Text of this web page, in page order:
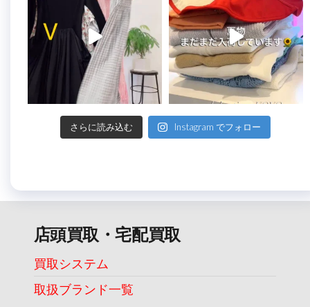
さらに読み込む Instagram でフォロー
店頭買取・宅配買取
買取システム
取扱ブランド一覧